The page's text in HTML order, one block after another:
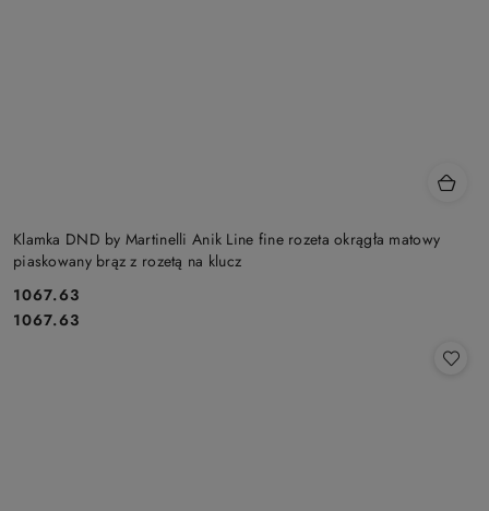
Klamka DND by Martinelli Anik Line fine rozeta okrągła matowy
piaskowany brąz z rozetą na klucz
Cena:
1067.63
Cena:
1067.63